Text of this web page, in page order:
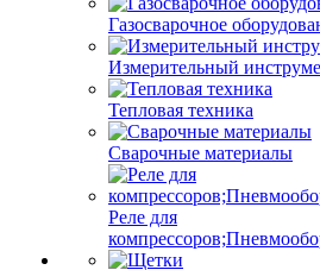
Газосварочное
Измерительный
Тепловая техника
Сварочные материалы
Реле для